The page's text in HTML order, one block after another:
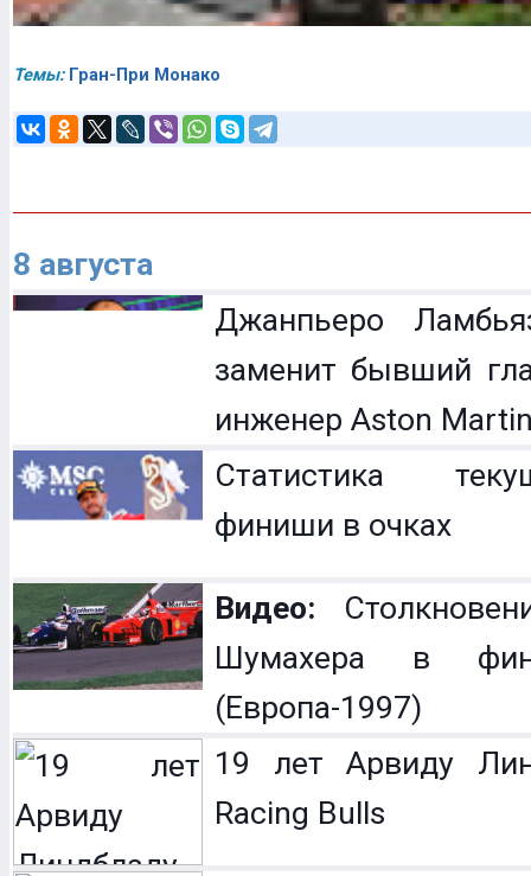
Темы: Гран-При Монако
8 августа
Джанпьеро
заменит бывший
инженер Aston
Статистика
финиши в очках
Видео:
Шумахера в
(Европа-1997)
19 лет Арвиду
Racing Bulls